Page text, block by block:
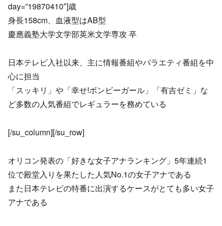
day=”19870410″]歳
身長158cm、血液型はAB型
慶應義塾大学文学部英米文学専攻 卒
日本テレビ入社以来、主に情報番組やバラエティ番組を中
心に担当
「スッキリ」や「幸せ!ボンビーガール」「有吉ゼミ」な
ど多数の人気番組でレギュラーを務めている
[/su_column][/su_row]
オリコン発表の「好きな女子アナランキング」5年連続1
位で殿堂入りを果たした人気No.1の女子アナである
また日本テレビの特番に出演するケースがとても多い女子
アナである